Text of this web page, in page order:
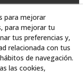
para mejorar
para mejorar tu
tus preferencias y,
relacionada con tus
de navegación.
las cookies,